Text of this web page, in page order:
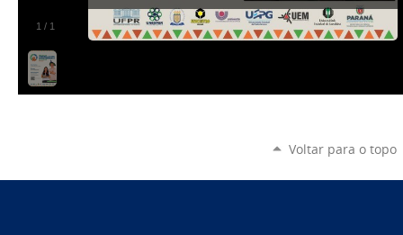
1 / 1
Voltar para o topo